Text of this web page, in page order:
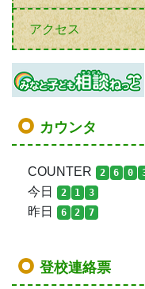
アクセス
カウンタ
COUNTER 2 6 0
今日 2 1 3
昨日 6 2 7
登校連絡票